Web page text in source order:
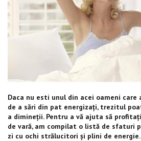
Daca nu esti unul din acei oameni
de a sări din pat energizați, trezitul
a dimineții. Pentru a vă ajuta să
de vară, am compilat o listă de sfaturi
zi cu ochi strălucitori și plini de energie.